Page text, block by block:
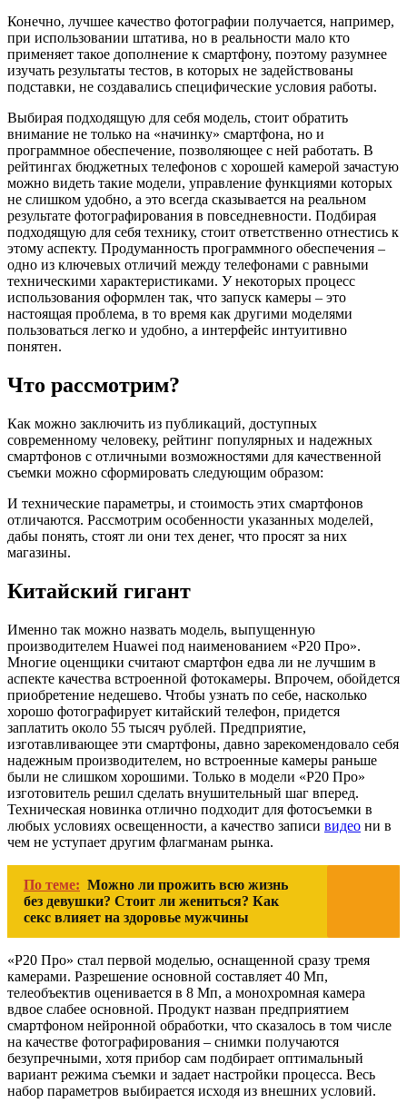
Конечно, лучшее качество фотографии получается, например,
при использовании штатива, но в реальности мало кто
применяет такое дополнение к смартфону, поэтому разумнее
изучать результаты тестов, в которых не задействованы
подставки, не создавались специфические условия работы.
Выбирая подходящую для себя модель, стоит обратить
внимание не только на «начинку» смартфона, но и
программное обеспечение, позволяющее с ней работать. В
рейтингах бюджетных телефонов с хорошей камерой зачастую
можно видеть такие модели, управление функциями которых
не слишком удобно, а это всегда сказывается на реальном
результате фотографирования в повседневности. Подбирая
подходящую для себя технику, стоит ответственно отнестись к
этому аспекту. Продуманность программного обеспечения –
одно из ключевых отличий между телефонами с равными
техническими характеристиками. У некоторых процесс
использования оформлен так, что запуск камеры – это
настоящая проблема, в то время как другими моделями
пользоваться легко и удобно, а интерфейс интуитивно
понятен.
Что рассмотрим?
Как можно заключить из публикаций, доступных
современному человеку, рейтинг популярных и надежных
смартфонов с отличными возможностями для качественной
съемки можно сформировать следующим образом:
И технические параметры, и стоимость этих смартфонов
отличаются. Рассмотрим особенности указанных моделей,
дабы понять, стоят ли они тех денег, что просят за них
магазины.
Китайский гигант
Именно так можно назвать модель, выпущенную
производителем Huawei под наименованием «Р20 Про».
Многие оценщики считают смартфон едва ли не лучшим в
аспекте качества встроенной фотокамеры. Впрочем, обойдется
приобретение недешево. Чтобы узнать по себе, насколько
хорошо фотографирует китайский телефон, придется
заплатить около 55 тысяч рублей. Предприятие,
изготавливающее эти смартфоны, давно зарекомендовало себя
надежным производителем, но встроенные камеры раньше
были не слишком хорошими. Только в модели «Р20 Про»
изготовитель решил сделать внушительный шаг вперед.
Техническая новинка отлично подходит для фотосъемки в
любых условиях освещенности, а качество записи видео ни в
чем не уступает другим флагманам рынка.
По теме: Можно ли прожить всю жизнь
без девушки? Стоит ли жениться? Как
секс влияет на здоровье мужчины
«Р20 Про» стал первой моделью, оснащенной сразу тремя
камерами. Разрешение основной составляет 40 Мп,
телеобъектив оценивается в 8 Мп, а монохромная камера
вдвое слабее основной. Продукт назван предприятием
смартфоном нейронной обработки, что сказалось в том числе
на качестве фотографирования – снимки получаются
безупречными, хотя прибор сам подбирает оптимальный
вариант режима съемки и задает настройки процесса. Весь
набор параметров выбирается исходя из внешних условий.